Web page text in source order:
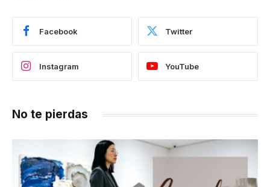
Facebook Twitter
Instagram YouTube
No te pierdas